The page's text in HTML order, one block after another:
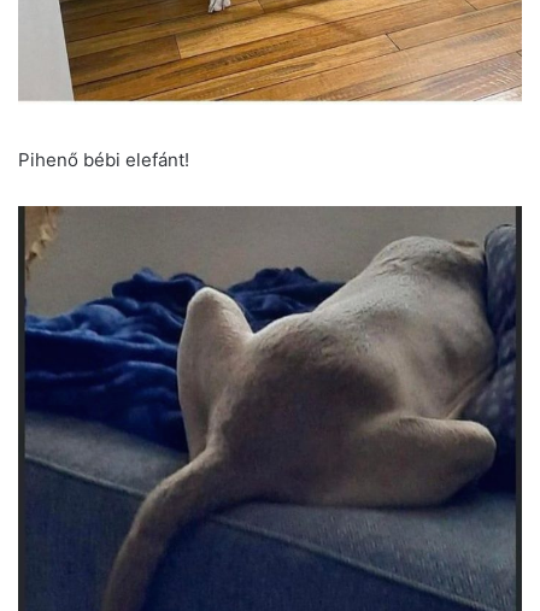
Pihenő bébi elefánt!